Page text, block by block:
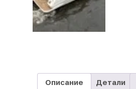
Описание Детали